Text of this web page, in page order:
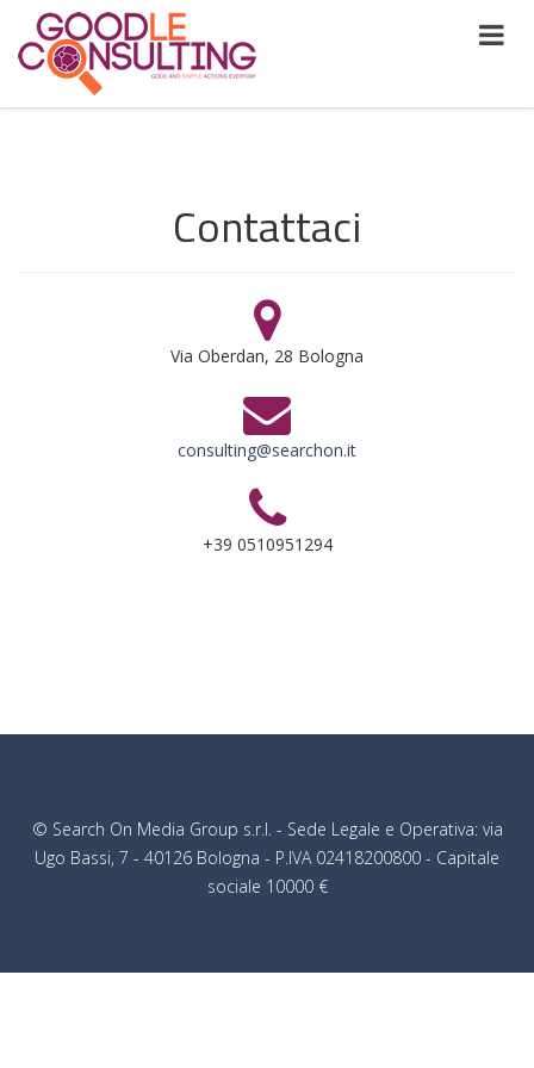
Contattaci
Via Oberdan, 28 Bologna
consulting@searchon.it
+39 0510951294
© Search On Media Group s.r.l. - Sede Legale e Operativa: via
Ugo Bassi, 7 - 40126 Bologna - P.IVA 02418200800 - Capitale
sociale 10000 €